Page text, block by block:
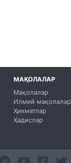
МАҚОЛАЛАР
Мақолалар
Илмий мақолалар
Ҳикматлар
Ҳадислар